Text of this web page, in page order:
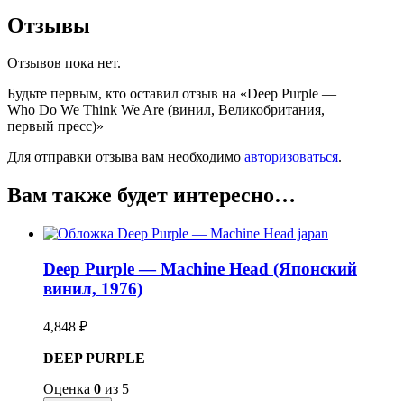
Отзывы
Отзывов пока нет.
Будьте первым, кто оставил отзыв на «Deep Purple —
Who Do We Think We Are (винил, Великобритания,
первый пресс)»
Для отправки отзыва вам необходимо авторизоваться.
Вам также будет интересно…
Deep Purple — Machine Head (Японский
винил, 1976)
4,848 ₽
DEEP PURPLE
Оценка 0 из 5